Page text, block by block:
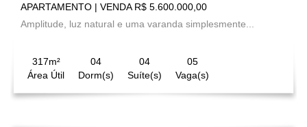
APARTAMENTO | VENDA R$ 5.600.000,00
Amplitude, luz natural e uma varanda simplesmente...
317m²
Área Útil
04
Dorm(s)
04
Suíte(s)
05
Vaga(s)